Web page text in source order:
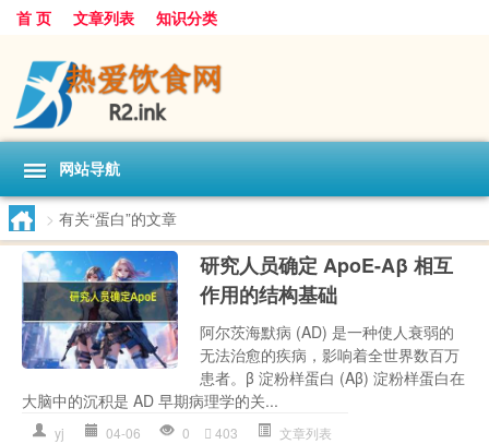
首 页 文章列表 知识分类
网站导航
> 有关“蛋白”的文章
研究人员确定 ApoE-Aβ 相互
作用的结构基础
阿尔茨海默病 (AD) 是一种使人衰弱的
无法治愈的疾病，影响着全世界数百万
患者。β 淀粉样蛋白 (Aβ) 淀粉样蛋白在
大脑中的沉积是 AD 早期病理学的关...
yj 04-06 0 403 文章列表